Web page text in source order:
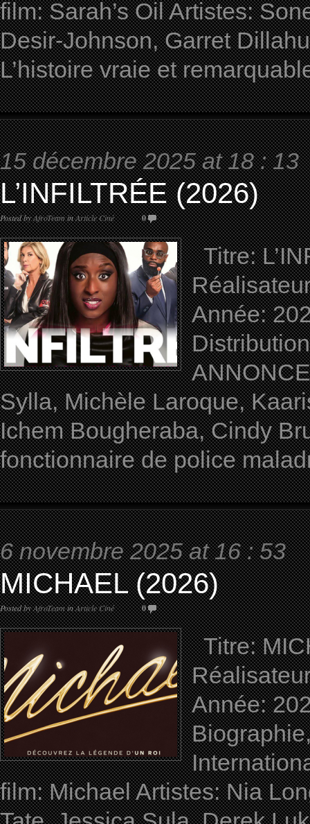
film: Sarah’s Oil Artistes:
Desir-Johnson, Garret
L’histoire vraie et
15 décembre 2025 at 18 : 13
L’INFILTRÉE (2026)
Posted byAfroTeaminArticle Ciné 0
Titre:
Année:
Sylla, Michèle Laroque,
Ichem Bougheraba, Cindy
fonctionnaire de police
6 novembre 2025 at 16 : 53
MICHAEL (2026)
Posted byAfroTeaminArticle Ciné 0
Titre:
Année:
film: Michael Artistes: Nia